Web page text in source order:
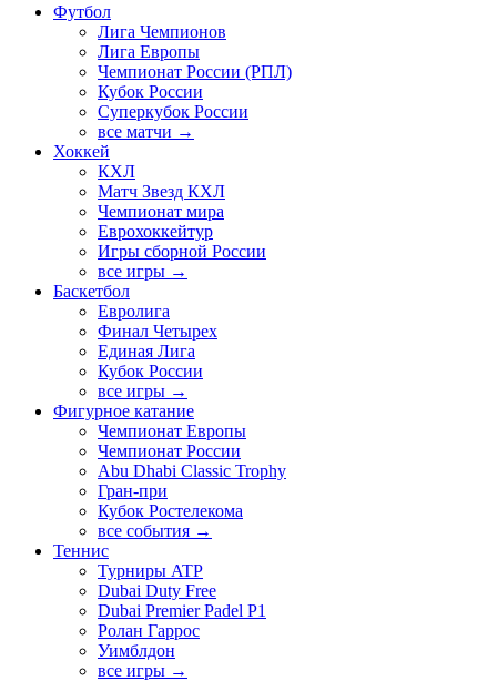
Футбол
Лига Чемпионов
Лига Европы
Чемпионат России (РПЛ)
Кубок России
Суперкубок России
все матчи →
Хоккей
КХЛ
Матч Звезд КХЛ
Чемпионат мира
Еврохоккейтур
Игры сборной России
все игры →
Баскетбол
Евролига
Финал Четырех
Единая Лига
Кубок России
все игры →
Фигурное катание
Чемпионат Европы
Чемпионат России
Abu Dhabi Classic Trophy
Гран-при
Кубок Ростелекома
все события →
Теннис
Турниры ATP
Dubai Duty Free
Dubai Premier Padel P1
Ролан Гаррос
Уимблдон
все игры →